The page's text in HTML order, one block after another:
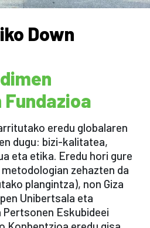
Down
eredu globalaren
dugu: bizi-kalitatea,
eta etika. Eredu hori gure
zehazten da
plangintza), non Giza
Unibertsala eta
Eskubideei